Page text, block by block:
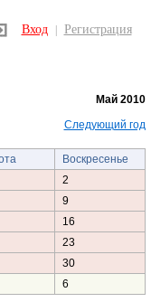
Вход Регистрация
Май 2010
Следующий год
Воскресенье
2
9
16
23
30
6